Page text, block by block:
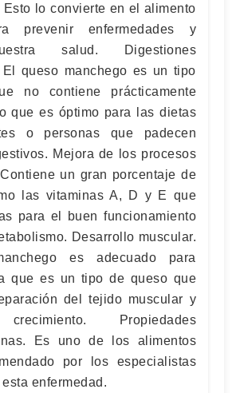
Esto lo convierte en el alimento
prevenir enfermedades y
salud. Digestiones
queso manchego es un tipo
no contiene prácticamente
que es óptimo para las dietas
o personas que padecen
Mejora de los procesos
un gran porcentaje de
las vitaminas A, D y E que
para el buen funcionamiento
Desarrollo muscular.
es adecuado para
que es un tipo de queso que
del tejido muscular y
Propiedades
Es uno de los alimentos
por los especialistas
enfermedad.